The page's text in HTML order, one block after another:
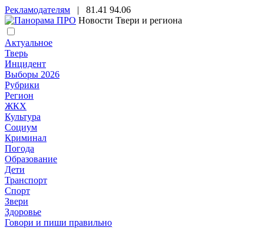
Рекламодателям | 81.41 94.06
Новости Твери и региона
Актуальное
Тверь
Инцидент
Выборы 2026
Рубрики
Регион
ЖКХ
Культура
Социум
Криминал
Погода
Образование
Дети
Транспорт
Спорт
Звери
Здоровье
Говори и пиши правильно